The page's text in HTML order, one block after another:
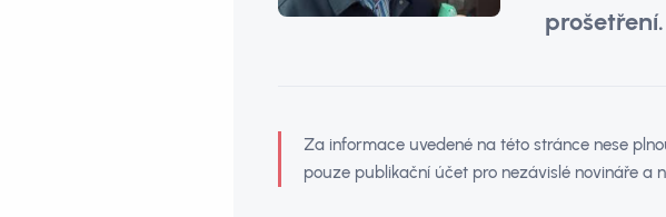
prošetření.
Za informace uvedené na této stránce nese
pouze publikační účet pro nezávislé novináře a